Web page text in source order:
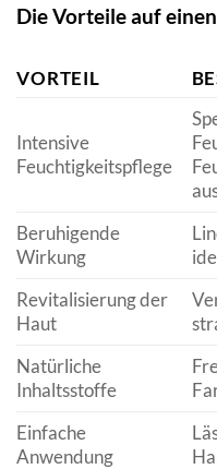
Die Vorteile auf
VORTEIL
Intensive
Feuchtigkeitspflege
Beruhigende
Wirkung
Revitalisierung der
Haut
Natürliche
Inhaltsstoffe
Einfache
Anwendung